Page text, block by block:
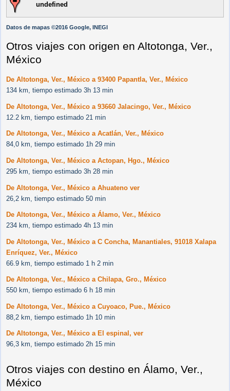
undefined
Datos de mapas ©2016 Google, INEGI
Otros viajes con origen en Altotonga, Ver.,
México
De Altotonga, Ver., México a 93400 Papantla, Ver., México
134 km, tiempo estimado 3h 13 min
De Altotonga, Ver., México a 93660 Jalacingo, Ver., México
12.2 km, tiempo estimado 21 min
De Altotonga, Ver., México a Acatlán, Ver., México
84,0 km, tiempo estimado 1h 29 min
De Altotonga, Ver., México a Actopan, Hgo., México
295 km, tiempo estimado 3h 28 min
De Altotonga, Ver., México a Ahuateno ver
26,2 km, tiempo estimado 50 min
De Altotonga, Ver., México a Álamo, Ver., México
234 km, tiempo estimado 4h 13 min
De Altotonga, Ver., México a C Concha, Manantiales, 91018 Xalapa
Enríquez, Ver., México
66.9 km, tiempo estimado 1 h 2 min
De Altotonga, Ver., México a Chilapa, Gro., México
550 km, tiempo estimado 6 h 18 min
De Altotonga, Ver., México a Cuyoaco, Pue., México
88,2 km, tiempo estimado 1h 10 min
De Altotonga, Ver., México a El espinal, ver
96,3 km, tiempo estimado 2h 15 min
Otros viajes con destino en Álamo, Ver.,
México